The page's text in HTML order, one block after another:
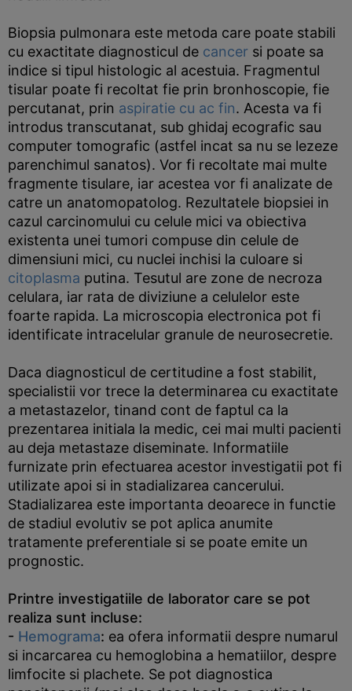
Biopsia pulmonara este metoda care poate stabili
cu exactitate diagnosticul de cancer si poate sa
indice si tipul histologic al acestuia. Fragmentul
tisular poate fi recoltat fie prin bronhoscopie, fie
percutanat, prin aspiratie cu ac fin. Acesta va fi
introdus transcutanat, sub ghidaj ecografic sau
computer tomografic (astfel incat sa nu se lezeze
parenchimul sanatos). Vor fi recoltate mai multe
fragmente tisulare, iar acestea vor fi analizate de
catre un anatomopatolog. Rezultatele biopsiei in
cazul carcinomului cu celule mici va obiectiva
existenta unei tumori compuse din celule de
dimensiuni mici, cu nuclei inchisi la culoare si
citoplasma putina. Tesutul are zone de necroza
celulara, iar rata de diviziune a celulelor este
foarte rapida. La microscopia electronica pot fi
identificate intracelular granule de neurosecretie.
Daca diagnosticul de certitudine a fost stabilit,
specialistii vor trece la determinarea cu exactitate
a metastazelor, tinand cont de faptul ca la
prezentarea initiala la medic, cei mai multi pacienti
au deja metastaze diseminate. Informatiile
furnizate prin efectuarea acestor investigatii pot fi
utilizate apoi si in stadializarea cancerului.
Stadializarea este importanta deoarece in functie
de stadiul evolutiv se pot aplica anumite
tratamente preferentiale si se poate emite un
prognostic.
Printre investigatiile de laborator care se pot
realiza sunt incluse:
- Hemograma: ea ofera informatii despre numarul
si incarcarea cu hemoglobina a hematiilor, despre
limfocite si plachete. Se pot diagnostica